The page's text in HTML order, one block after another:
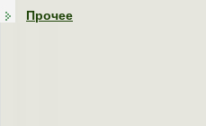
Прочее